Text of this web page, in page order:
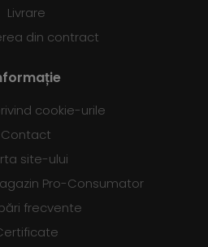
Livrare
din contract
cookie-urile
Contact
site-ului
Pro-Consumator
frecvente